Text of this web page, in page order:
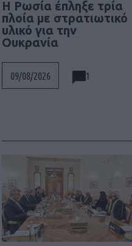
Η Ρωσία έπληξε τρία
πλοία με στρατιωτικό
υλικό για την
Ουκρανία
09/08/2026 1